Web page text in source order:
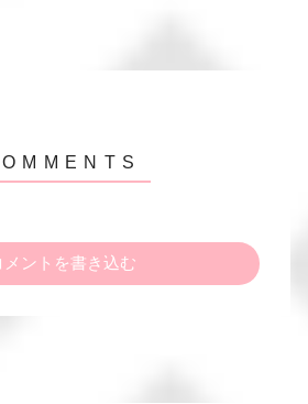
メントを書き込む